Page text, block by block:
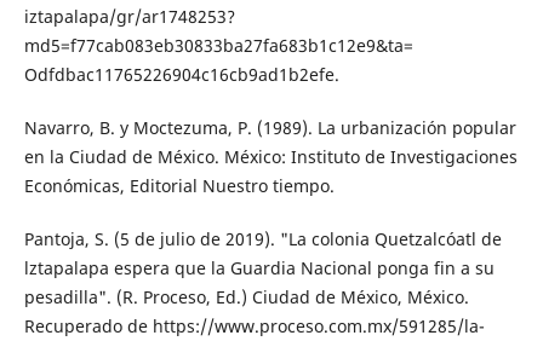
iztapa­lapa/gr/ar1748253?
md5=f77cab083eb30833ba27fa683b1c12e9&ta=
Odfdbac11765226904c16cb9ad1b2efe.
Navarro, B. y Moctezuma, P. (1989). La urba­nización popular
en la Ciudad de México. México: Instituto de Investigaciones
Econó­micas, Editorial Nuestro tiempo.
Pantoja, S. (5 de julio de 2019). "La colonia Quetzalcóatl de
lztapalapa espera que la Guardia Nacional ponga fin a su
pesadilla". (R. Proceso, Ed.) Ciudad de México, Méxi­co.
Recuperado de https://www.proceso.com.mx/591285/la-